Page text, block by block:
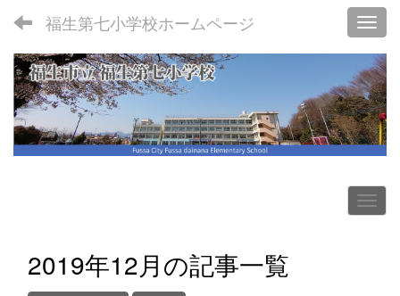
福生第七小学校ホームページ
2019年12月の記事一覧